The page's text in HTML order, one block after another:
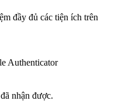
đầy đủ các tiện ích trên
Authenticator
nhận được.